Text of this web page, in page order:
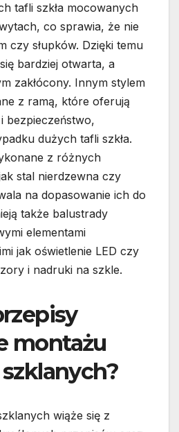
tafli szkła mocowanych
co sprawia, że nie
czy słupków. Dzięki temu
bardziej otwarta, a
zakłócony. Innym stylem
z ramą, które oferują
bezpieczeństwo,
dużych tafli szkła.
z różnych
stal nierdzewna czy
na dopasowanie ich do
także balustrady
elementami
jak oświetlenie LED czy
i nadruki na szkle.
montażu
wiąże się z